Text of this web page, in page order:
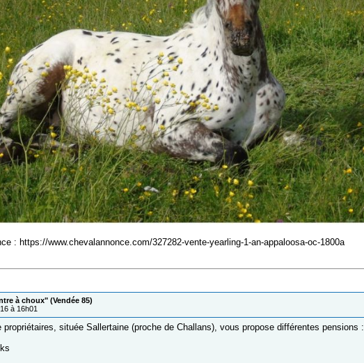
: https://www.chevalannonce.com/327282-vente-yearling-1-an-appaloosa-oc-1800a
à choux" (Vendée 85)
à 16h01
propriétaires, située Sallertaine (proche de Challans), vous propose différentes pensions :